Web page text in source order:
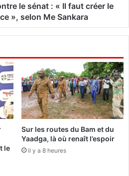
le sénat : « Il faut créer le
», selon Me Sankara
le
Sur les routes du Bam et du
Yaadga, là où renaît l’espoir
il y a 8 heures